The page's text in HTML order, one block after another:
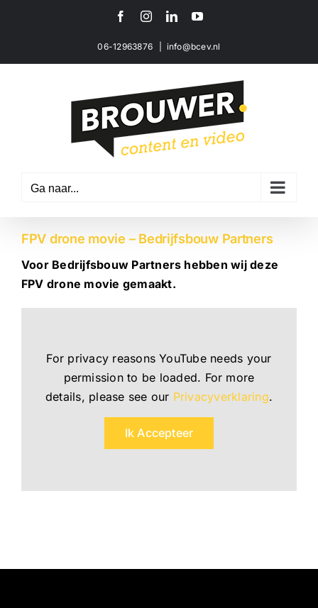
FacebookInstagramLinkedInYouTube
06-12963876 info@bcev.nl
Ga naar...
FPV drone movie – Bedrijfsbouw Partners
Voor Bedrijfsbouw Partners hebben wij deze
FPV drone movie gemaakt.
For privacy reasons YouTube needs your
permission to be loaded. For more
details, please see our Privacyverklaring.
Ik Accepteer